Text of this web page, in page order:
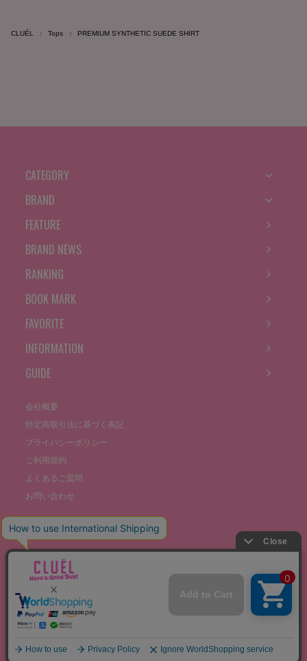
CLUÉL Tops PREMIUM SYNTHETIC SUEDE SHIRT
CATEGORY
BRAND
FEATURE
BRAND NEWS
RANKING
BOOK MARK
FAVORITE
INFORMATION
GUIDE
会社概要
特定商取引法に基づく表記
プライバシーポリシー
ご利用規約
よくあるご質問
お問い合わせ
©THE STOCKS CO., LTD